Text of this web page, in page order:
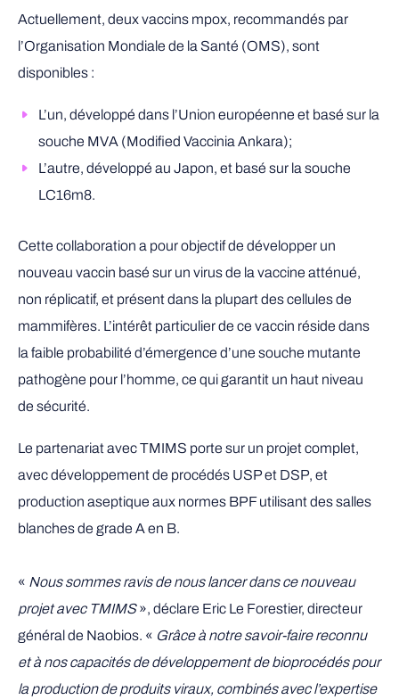
Actuellement, deux vaccins mpox, recommandés par
l’Organisation Mondiale de la Santé (OMS), sont
disponibles :
L’un, développé dans l’Union européenne et basé sur la
souche MVA (Modified Vaccinia Ankara);
L’autre, développé au Japon, et basé sur la souche
LC16m8.
Cette collaboration a pour objectif de développer un
nouveau vaccin basé sur un virus de la vaccine atténué,
non réplicatif, et présent dans la plupart des cellules de
mammifères. L’intérêt particulier de ce vaccin réside dans
la faible probabilité d’émergence d’une souche mutante
pathogène pour l’homme, ce qui garantit un haut niveau
de sécurité.
Le partenariat avec TMIMS porte sur un projet complet,
avec développement de procédés USP et DSP, et
production aseptique aux normes BPF utilisant des salles
blanches de grade A en B.
« Nous sommes ravis de nous lancer dans ce nouveau
projet avec TMIMS», déclare Eric Le Forestier, directeur
général de Naobios. « Grâce à notre savoir-faire reconnu
et à nos capacités de développement de bioprocédés pour
la production de produits viraux, combinés avec l’expertise